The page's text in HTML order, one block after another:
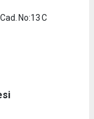
No:13 C